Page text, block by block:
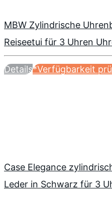
MBW Zylindrische
Reiseetui für 3 Uhren
Details*Verfügbarkeit
Case Elegance
Leder in Schwarz für 3